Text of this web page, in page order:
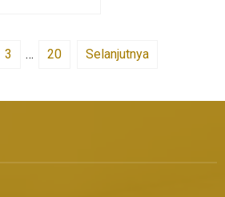
3 … 20 Selanjutnya